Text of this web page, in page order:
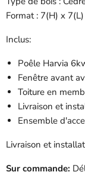
Format : 7(H) x
Inclus:
Poêle Harvia
Fenêtre avant
Toiture en
Livraison et
Ensemble
Livraison et
Sur commande: